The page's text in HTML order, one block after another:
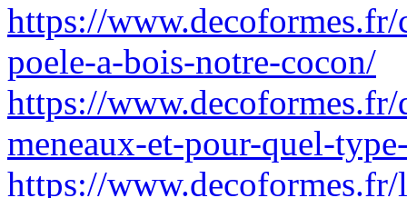
https://
poele-a-bois-notre-cocon/
https://
meneaux-et-pour-quel-
https://